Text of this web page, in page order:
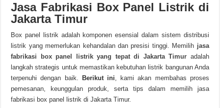
Jasa Fabrikasi Box Panel Listrik di
Jakarta Timur
Box panel listrik adalah komponen esensial dalam sistem distribusi
listrik yang memerlukan kehandalan dan presisi tinggi. Memilih jasa
fabrikasi box panel listrik yang tepat di Jakarta Timur adalah
langkah strategis untuk memastikan kebutuhan listrik bangunan Anda
terpenuhi dengan baik.
Berikut ini, kami akan membahas proses
pemesanan, keunggulan produk, serta tips dalam memilih jasa
fabrikasi box panel listrik di Jakarta Timur.